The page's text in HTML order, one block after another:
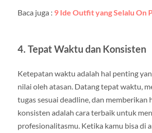
Baca juga : 9 Ide Outfit yang Selalu On
4. Tepat Waktu dan Konsisten
Ketepatan waktu adalah hal penting
nilai oleh atasan. Datang tepat waktu,
tugas sesuai deadline, dan memberikan
konsisten adalah cara terbaik untuk
profesionalitasmu. Ketika kamu bisa di